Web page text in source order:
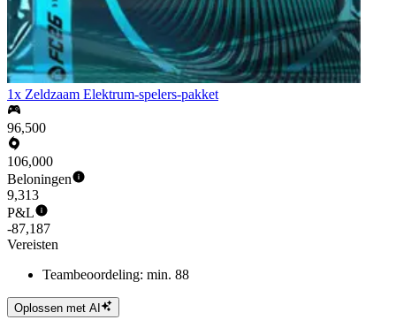
1x Zeldzaam Elektrum-spelers-pakket
96,500
106,000
Beloningen
9,313
P&L
-87,187
Vereisten
Teambeoordeling: min. 88
Oplossen met AI